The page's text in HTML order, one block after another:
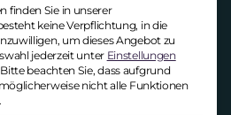
deutlicheDiskrepanz
der Stimmungslage
finden Sie in unserer
keine Verpflichtung, in die
um dieses Angebot zu
jederzeit unter Einstellungen
Bitte beachten Sie, dass aufgrund
nicht alle Funktionen